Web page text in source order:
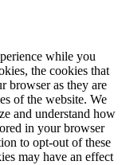
while you
the cookies that
browser as they are
of the website. We
and understand how
in your browser
to opt-out of these
may have an effect